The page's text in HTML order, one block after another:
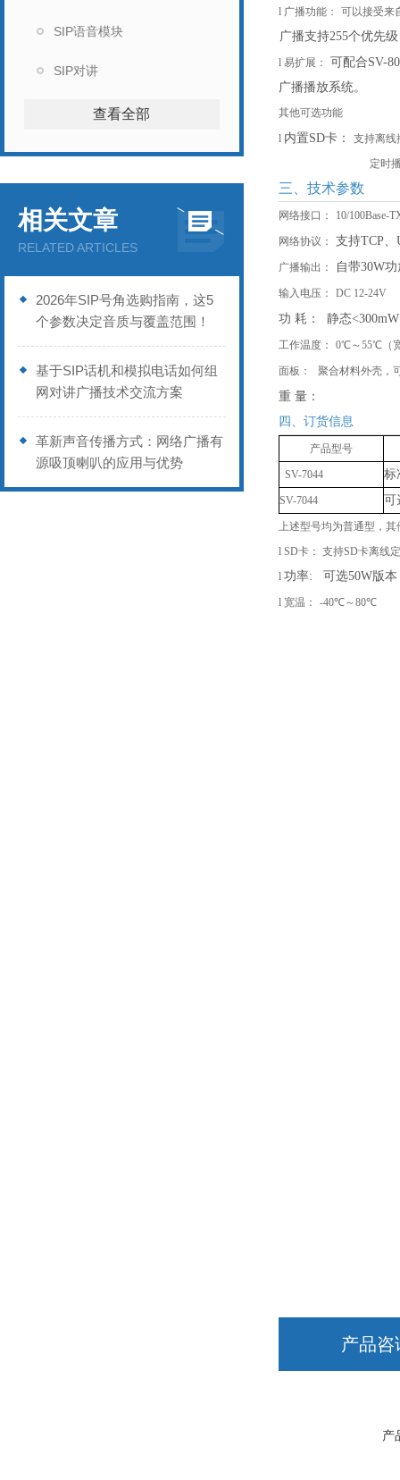
SIP语音模块
SIP对讲
查看全部
相关文章
RELATED ARTICLES
2026年SIP号角选购指南，这5
个参数决定音质与覆盖范围！
基于SIP话机和模拟电话如何组
网对讲广播技术交流方案
革新声音传播方式：网络广播有
源吸顶喇叭的应用与优势
l 广播功能： 可以接受来
广播支持255个优先
l 易扩展： 可配合SV-
广播播放系统。
其他可选功能
l 内置SD卡：
支持离线
定时
三、技术参数
网络接口： 10/100Base-
网络协议： 支持TCP、
广播输出： 自带30W
输入电压： DC 12-24V
功 耗： 静态<300mW
工作温度： 0℃～55℃（
面板： 聚合材料外壳，
重 量：
四、订货信息
产品型号
SV-7044 标
SV-7044 可
上述型号均为普通型，其
l SD卡： 支持SD卡离线
l 功率: 可选50W版本
l 宽温： -40℃～80℃
产品咨
产